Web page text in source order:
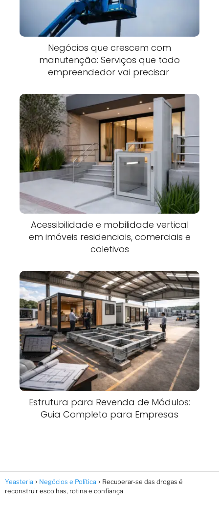
Negócios que crescem com
manutenção: Serviços que todo
empreendedor vai precisar
Acessibilidade e mobilidade vertical
em imóveis residenciais, comerciais e
coletivos
Estrutura para Revenda de Módulos:
Guia Completo para Empresas
Yeasteria Negócios e Política
Recuperar-se das drogas é
reconstruir escolhas, rotina e confiança